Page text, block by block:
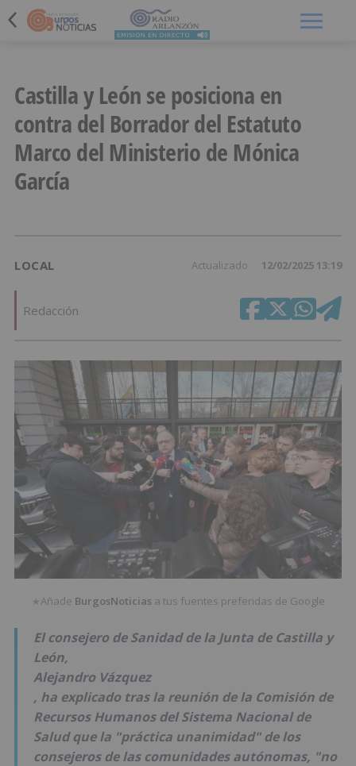
Castilla y León se posiciona en
contra del Borrador del Estatuto
Marco del Ministerio de Mónica
García
LOCAL Actualizado 12/02/2025 13:19
Redacción
★Añade BurgosNoticias a tus fuentes preferidas de Google
El consejero de Sanidad de la Junta de Castilla y
León,
Alejandro Vázquez
, ha explicado tras la reunión de la Comisión de
Recursos Humanos del Sistema Nacional de
Salud que la "práctica unanimidad" de los
consejeros de las comunidades autónomas, "no